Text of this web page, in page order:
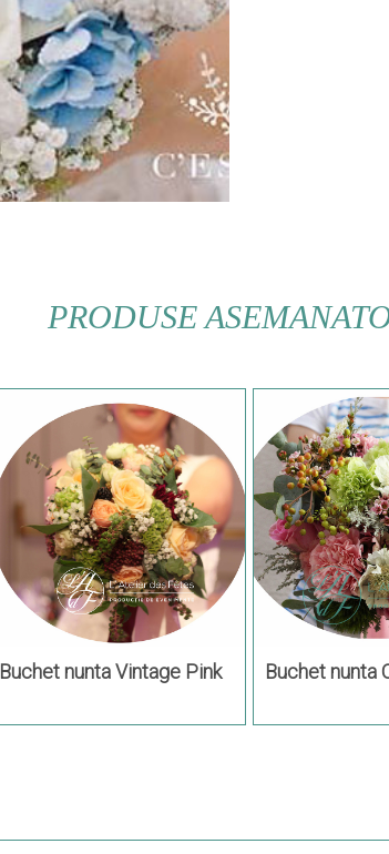
PRODUSE
Buchet nunta Vintage Pink Buchet nunta